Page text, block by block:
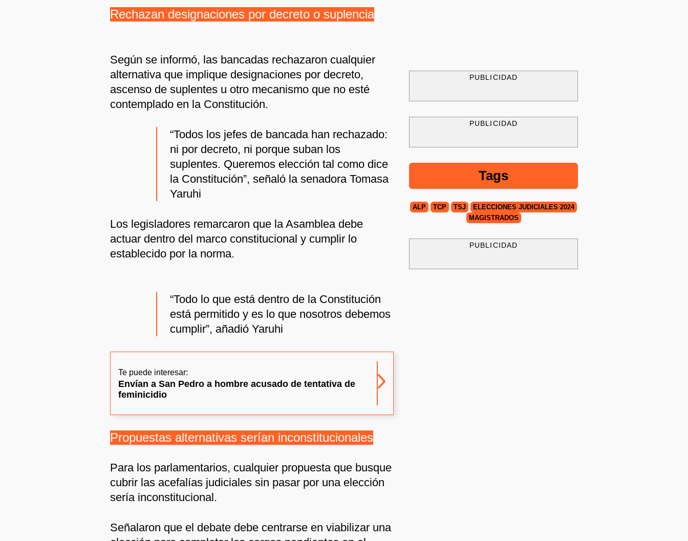
Rechazan designaciones por decreto o suplencia
Según se informó, las bancadas rechazaron cualquier
alternativa que implique designaciones por decreto,
ascenso de suplentes u otro mecanismo que no esté
contemplado en la Constitución.
“Todos los jefes de bancada han rechazado:
ni por decreto, ni porque suban los
suplentes. Queremos elección tal como dice
la Constitución”, señaló la senadora Tomasa
Yaruhi
Los legisladores remarcaron que la Asamblea debe
actuar dentro del marco constitucional y cumplir lo
establecido por la norma.
“Todo lo que está dentro de la Constitución
está permitido y es lo que nosotros debemos
cumplir”, añadió Yaruhi
Te puede interesar:
Envían a San Pedro a hombre acusado de tentativa de
feminicidio
Propuestas alternativas serían inconstitucionales
Para los parlamentarios, cualquier propuesta que busque
cubrir las acefalías judiciales sin pasar por una elección
sería inconstitucional.
Señalaron que el debate debe centrarse en viabilizar una
PUBLICIDAD
PUBLICIDAD
Tags
ALP TCP TSJ
ELECCIONES JUDICIALES 2024
MAGISTRADOS
PUBLICIDAD